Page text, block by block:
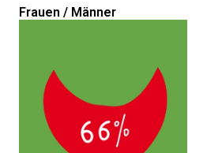
Frauen / Männer